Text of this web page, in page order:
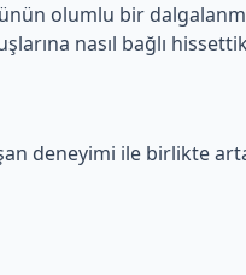
olumlu bir
nasıl bağlı
deneyimi ile birlikte